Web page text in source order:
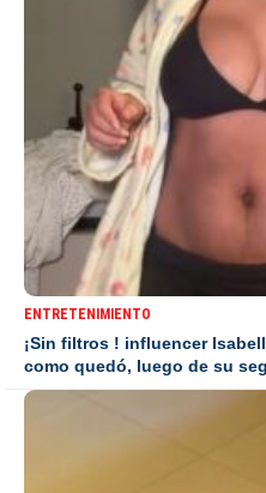
ENTRETENIMIENTO
¡Sin filtros ! influencer
como quedó, luego de su